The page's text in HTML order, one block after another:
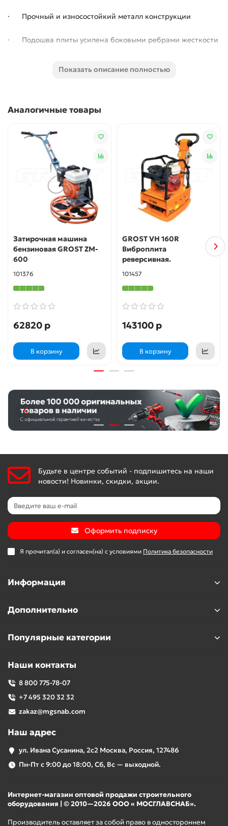
· Прочный и износостойкий металл конструкции
· Подошва плиты усилена боковыми ребрами жесткости
· Складная ручка для удобства хранения и
· Защитная рама корпуса
· Транспортировочный комплект
Показать описание полностью
Аналогичные товары
Затирочная машина
бензиновая GROST ZM-
600
101376
62820 р
В корзину
GROST VH 160R
Виброплита
реверсивная.
101457
143100 р
В корзину
Будьте в центре событий - подпишитесь на наши
новости! Новинки, скидки, акции.
Оформить подписку
Я прочитал(а) и согласен(на) с условиями Политика безопасности
Информация
Дополнительно
Популярные категории
Наши контакты
8 800 775-78-07
+7 495 320 32 32
zakaz@mgsnab.com
Наш адрес
ул. Ивана Сусанина, 2с2 Москва, Россия, 127486
Пн-Пт с 9:00 до 18:00, Сб, Вс — выходной.
Интернет-магазин оптовой продажи строительного
оборудования | © 2010—2026 ООО « МОСГЛАВСНАБ».
Производитель оставляет за собой право в одностороннем